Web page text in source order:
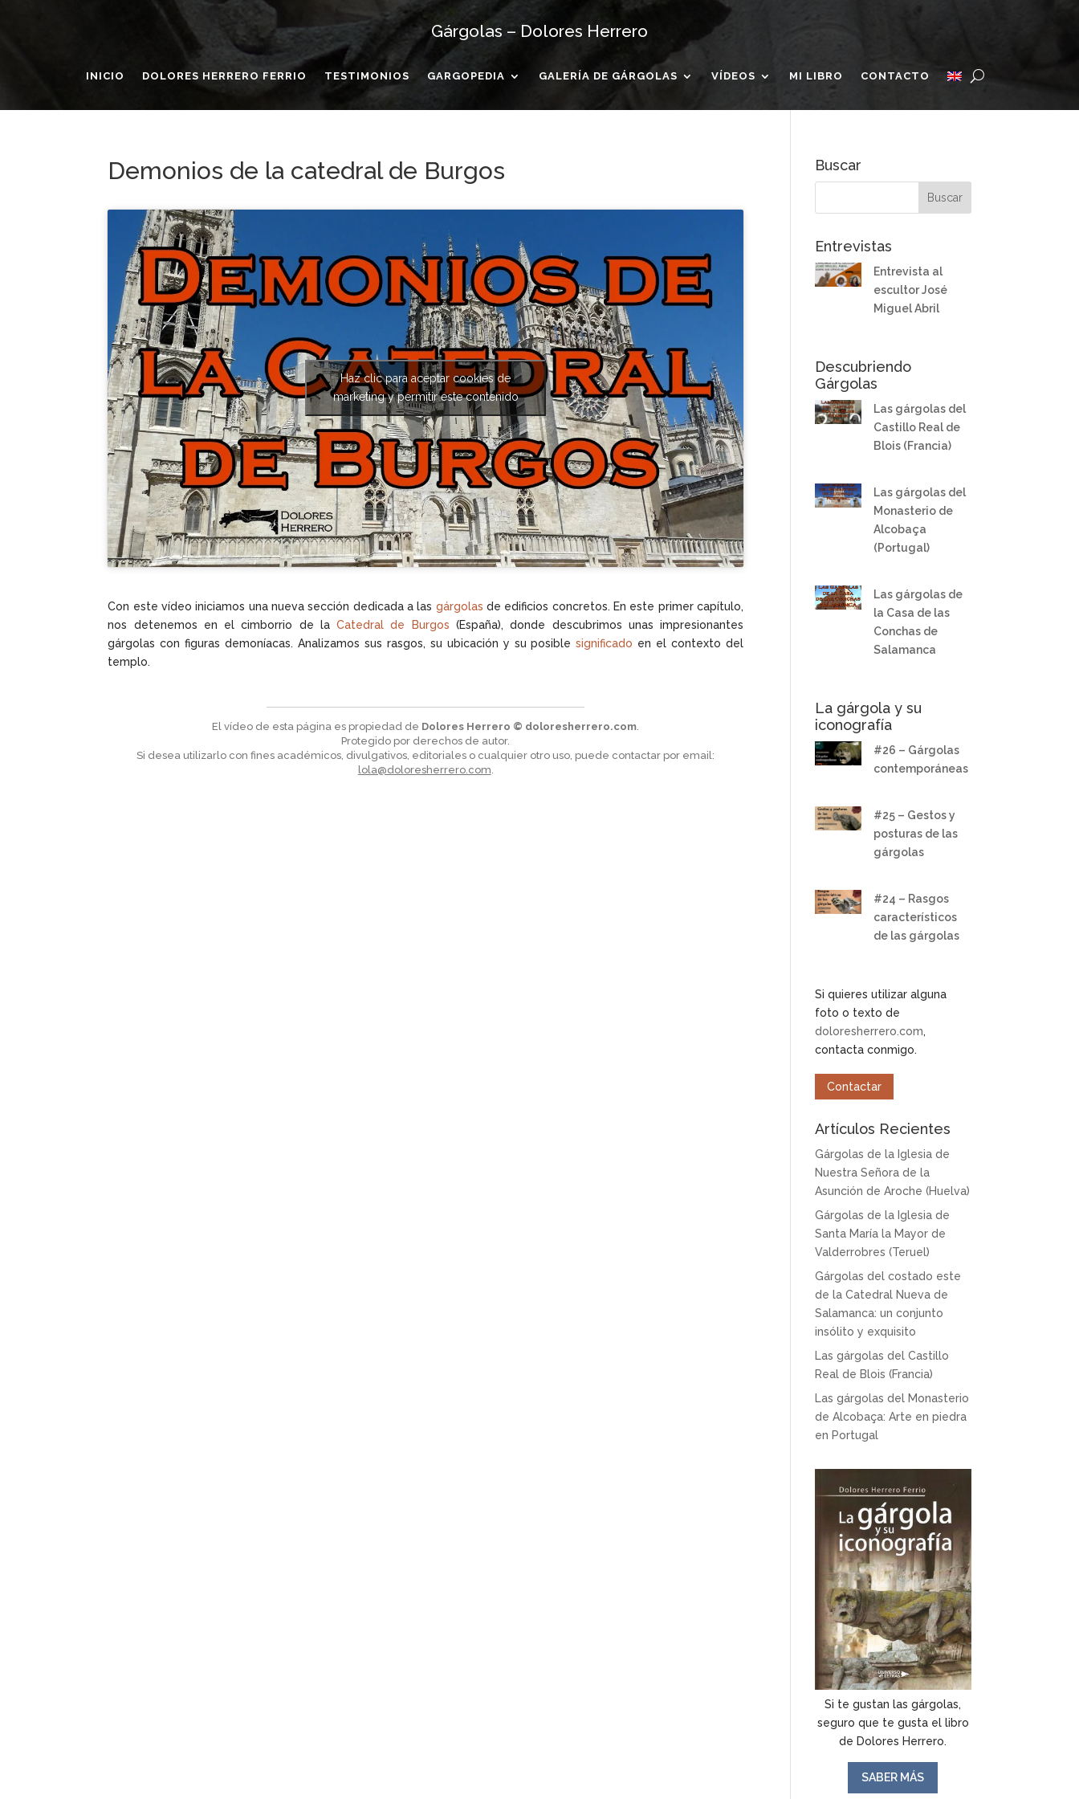
Gárgolas – Dolores Herrero
INICIO DOLORES HERRERO FERRIO TESTIMONIOS GARGOPEDIA GALERÍA DE GÁRGOLAS VÍDEOS MI LIBRO CONTACTO
Demonios de la catedral de Burgos
Haz clic para aceptar cookies de
marketing y permitir este contenido
Con este vídeo iniciamos una nueva sección dedicada a las gárgolas de edificios concretos. En este primer capítulo,
nos detenemos en el cimborrio de laCatedral de Burgos (España), donde descubrimos unas impresionantes
gárgolas con figuras demoníacas. Analizamos sus rasgos, su ubicación y su posiblesignificado en el contexto del
templo.
El vídeo de esta página es propiedad de Dolores Herrero © doloresherrero.com.
Protegido por derechos de autor.
Si desea utilizarlo con fines académicos, divulgativos, editoriales o cualquier otro uso, puede contactar por email:
lola@doloresherrero.com.
Buscar
Entrevistas
Entrevista al
escultor José
Miguel Abril
Descubriendo
Gárgolas
Las gárgolas del
Castillo Real de
Blois (Francia)
Las gárgolas del
Monasterio de
Alcobaça
(Portugal)
Las gárgolas de
la Casa de las
Conchas de
Salamanca
La gárgola y su
iconografía
#26 – Gárgolas
contemporáneas
#25 – Gestos y
posturas de las
gárgolas
#24 – Rasgos
característicos
de las gárgolas
Si quieres utilizar alguna
foto o texto de
doloresherrero.com,
contacta conmigo.
Contactar
Artículos Recientes
Gárgolas de la Iglesia de
Nuestra Señora de la
Asunción de Aroche (Huelva)
Gárgolas de la Iglesia de
Santa María la Mayor de
Valderrobres (Teruel)
Gárgolas del costado este
de la Catedral Nueva de
Salamanca: un conjunto
insólito y exquisito
Las gárgolas del Castillo
Real de Blois (Francia)
Las gárgolas del Monasterio
de Alcobaça: Arte en piedra
en Portugal
Si te gustan las gárgolas,
seguro que te gusta el libro
de Dolores Herrero.
SABER MÁS